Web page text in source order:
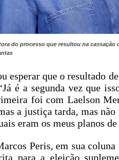
do processo que resultou na cassação
esperar que o resultado
é a segunda vez que
foi com Laelson
a justiça tarda, mas
eram os meus planos
Peris, em sua
para a eleição